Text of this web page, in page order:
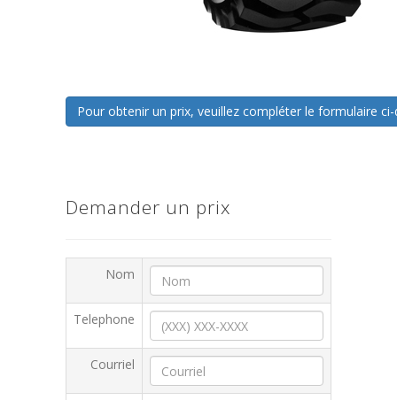
Pour obtenir un prix, veuillez compléter le formulaire
Demander un prix
Nom
Telephone
Courriel